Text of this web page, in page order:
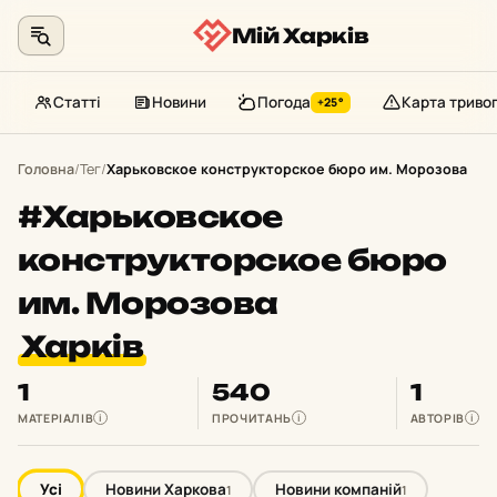
Мій Харків
Статті Новини Погода +25° Карта тривог
Головна/Тег/Харьковское конструкторское бюро им. Морозова
#Харьковское
конструкторское бюро
им. Морозова
Харків
1
МАТЕРІАЛІВ i
540
ПРОЧИТАНЬ i
1
АВТОРІВ i
Усі Новини Харкова1 Новини компаній1